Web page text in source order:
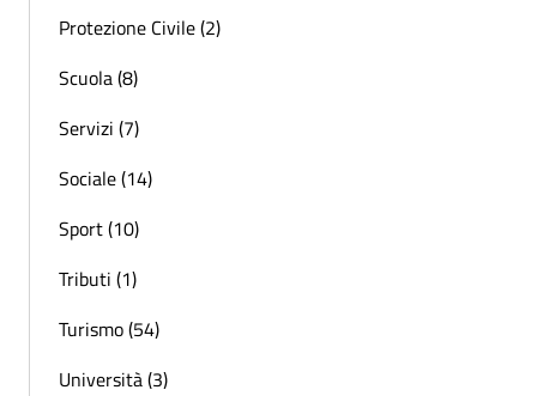
Protezione Civile (2)
Scuola (8)
Servizi (7)
Sociale (14)
Sport (10)
Tributi (1)
Turismo (54)
Università (3)